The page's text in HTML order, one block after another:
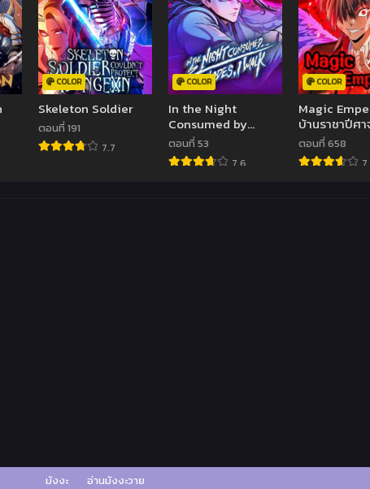
COLOR
Skeleton Soldier
ตอนที่ 191
7.7
COLOR
In the Night
Consumed by
Blades, I Walk
ตอนที่ 53
7.6
COLOR
Magic
บ้านราชาปีศา
ตอนที่ 658
มังงะ อ่านมังงะวาย